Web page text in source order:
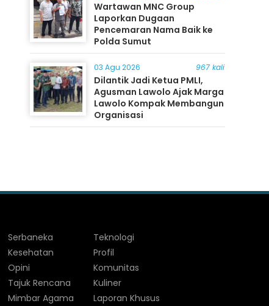
Wartawan MNC Group
Laporkan Dugaan
Pencemaran Nama Baik ke
Polda Sumut
03 Agu 2026 967 kali
Dilantik Jadi Ketua PMLI,
Agusman Lawolo Ajak Marga
Lawolo Kompak Membangun
Organisasi
Serbaneka
Kesehatan
Opini
Tajuk Rencana
Mimbar Agama
Teknologi
Profil
Komunitas
Kuliner
Laporan Khusus